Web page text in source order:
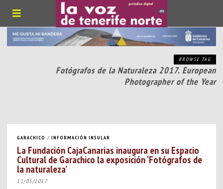
BROWSE TAG
Fotógrafos de la Naturaleza 2017. European
Photographer of the Year
GARACHICO / INFORMACIÓN INSULAR
La Fundación CajaCanarias inaugura en su Espacio
Cultural de Garachico la exposición ‘Fotógrafos de
la naturaleza’
11/05/2017